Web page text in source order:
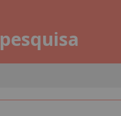
pesquisa